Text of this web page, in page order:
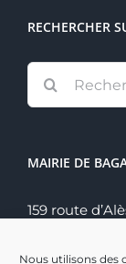
Nous utilisons des
RECHERCHER
MAIRIE DE
159 route
Tél. : 04 66 60